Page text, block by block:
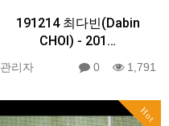
191214 최다빈(Dabin
CHOI) - 201…
관리자 0 1,791
Hot